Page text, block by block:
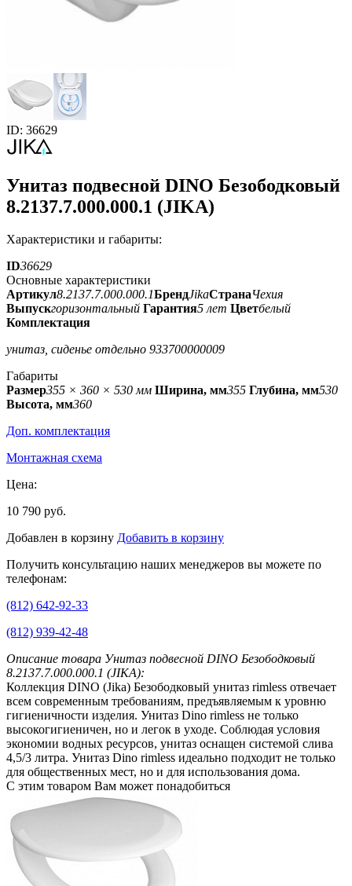
ID: 36629
Унитаз подвесной DINO Безободковый
8.2137.7.000.000.1 (JIKA)
Характеристики и габариты:
ID36629
Основные характеристики
Артикул8.2137.7.000.000.1БрендJikaСтранаЧехия
Выпускгоризонтальный Гарантия5 лет Цветбелый
Комплектация
унитаз, сиденье отдельно 933700000009
Габариты
Размер355 × 360 × 530 мм Ширина, мм355 Глубина, мм530
Высота, мм360
Доп. комплектация
Монтажная схема
Цена:
10 790 руб.
Добавлен в корзину Добавить в корзину
Получить консультацию наших менеджеров вы можете по
телефонам:
(812) 642-92-33
(812) 939-42-48
Описание товара Унитаз подвесной DINO Безободковый
8.2137.7.000.000.1 (JIKA):
Коллекция DINO (Jika) Безободковый унитаз rimless отвечает
всем современным требованиям, предъявляемым к уровню
гигиеничности изделия. Унитаз Dino rimless не только
высокогигиеничен, но и легок в уходе. Соблюдая условия
экономии водных ресурсов, унитаз оснащен системой слива
4,5/3 литра. Унитаз Dino rimless идеально подходит не только
для общественных мест, но и для использования дома.
С этим товаром Вам может понадобиться